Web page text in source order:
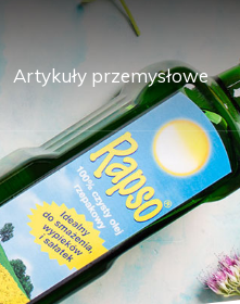
Artykuły przemysłowe